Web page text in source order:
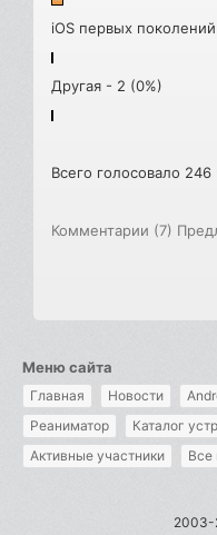
iOS первых
Другая - 2 (0%)
Всего голосовало 246
Комментарии (7)
Меню сайта
Главная Новости
Реаниматор
Каталог
Активные участники
Все
2003-